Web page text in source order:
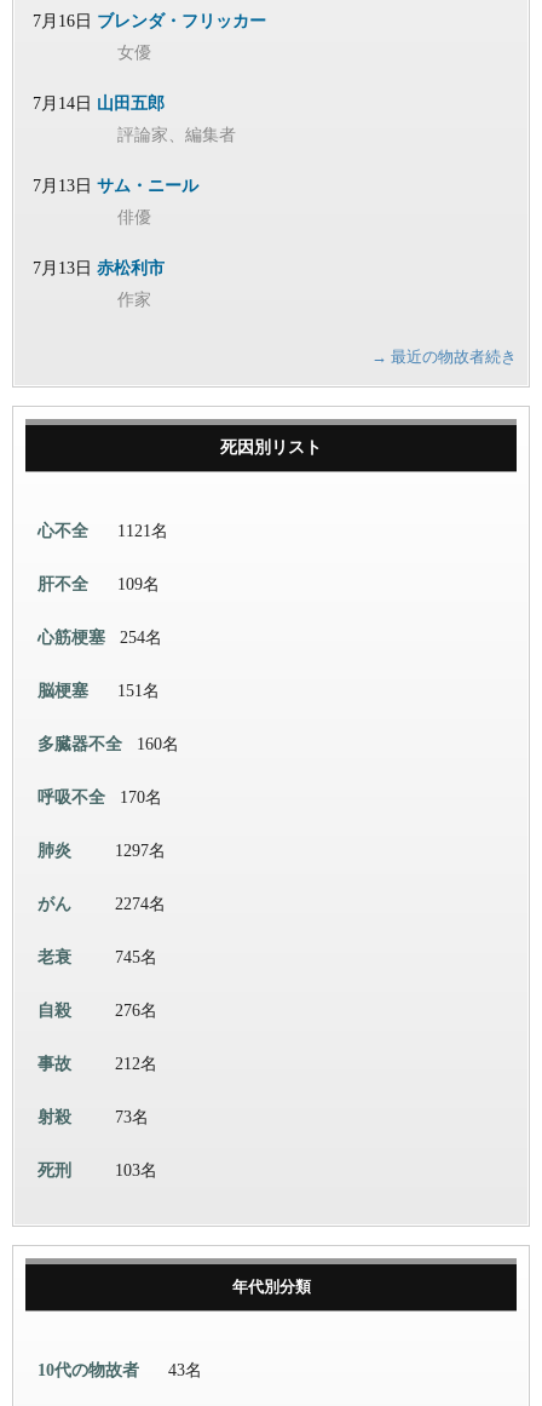
7月16日 ブレンダ・フリッカー
女優
7月14日 山田五郎
評論家、編集者
7月13日 サム・ニール
俳優
7月13日 赤松利市
作家
→ 最近の物故者続き
死因別リスト
心不全 1121名
肝不全 109名
心筋梗塞 254名
脳梗塞 151名
多臓器不全 160名
呼吸不全 170名
肺炎 1297名
がん 2274名
老衰 745名
自殺 276名
事故 212名
射殺 73名
死刑 103名
年代別分類
10代の物故者 43名